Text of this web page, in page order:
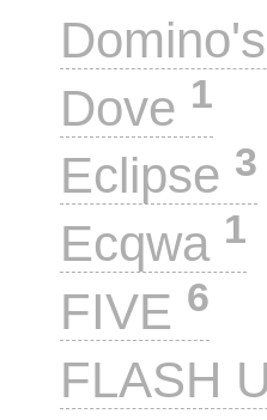
Dove 1
Eclipse 3
Ecqwa 1
FIVE 6
FLASH